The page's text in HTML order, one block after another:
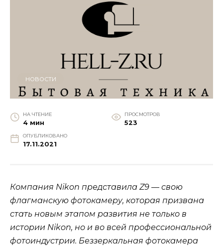
НОВОСТИ
НА ЧТЕНИЕ
4 мин
ПРОСМОТРОВ
523
ОПУБЛИКОВАНО
17.11.2021
Компания Nikon представила Z9 — свою
флагманскую фотокамеру, которая призвана
стать новым этапом развития не только в
истории Nikon, но и во всей профессиональной
фотоиндустрии. Беззеркальная фотокамера